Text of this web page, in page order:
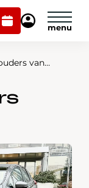
Plan
onderhoud
Mijn
van…